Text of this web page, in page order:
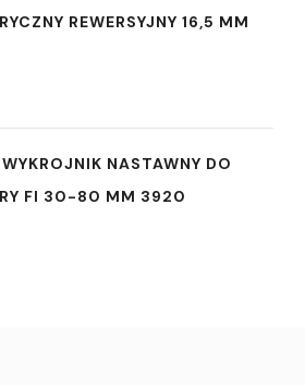
REWERSYJNY 16,5 MM
NASTAWNY DO
FI 30-80 MM 3920